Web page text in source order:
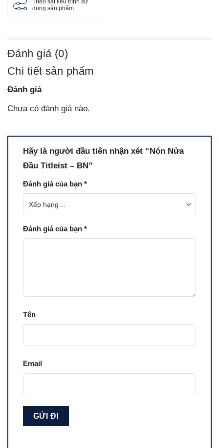
Theo sát liệu trình sử
dụng sản phẩm
Đánh giá (0)
Chi tiết sản phẩm
Đánh giá
Chưa có đánh giá nào.
Hãy là người đầu tiên nhận xét “Nón Nửa
Đầu Titleist – BN”
Đánh giá của bạn *
Đánh giá của bạn *
Tên
Email